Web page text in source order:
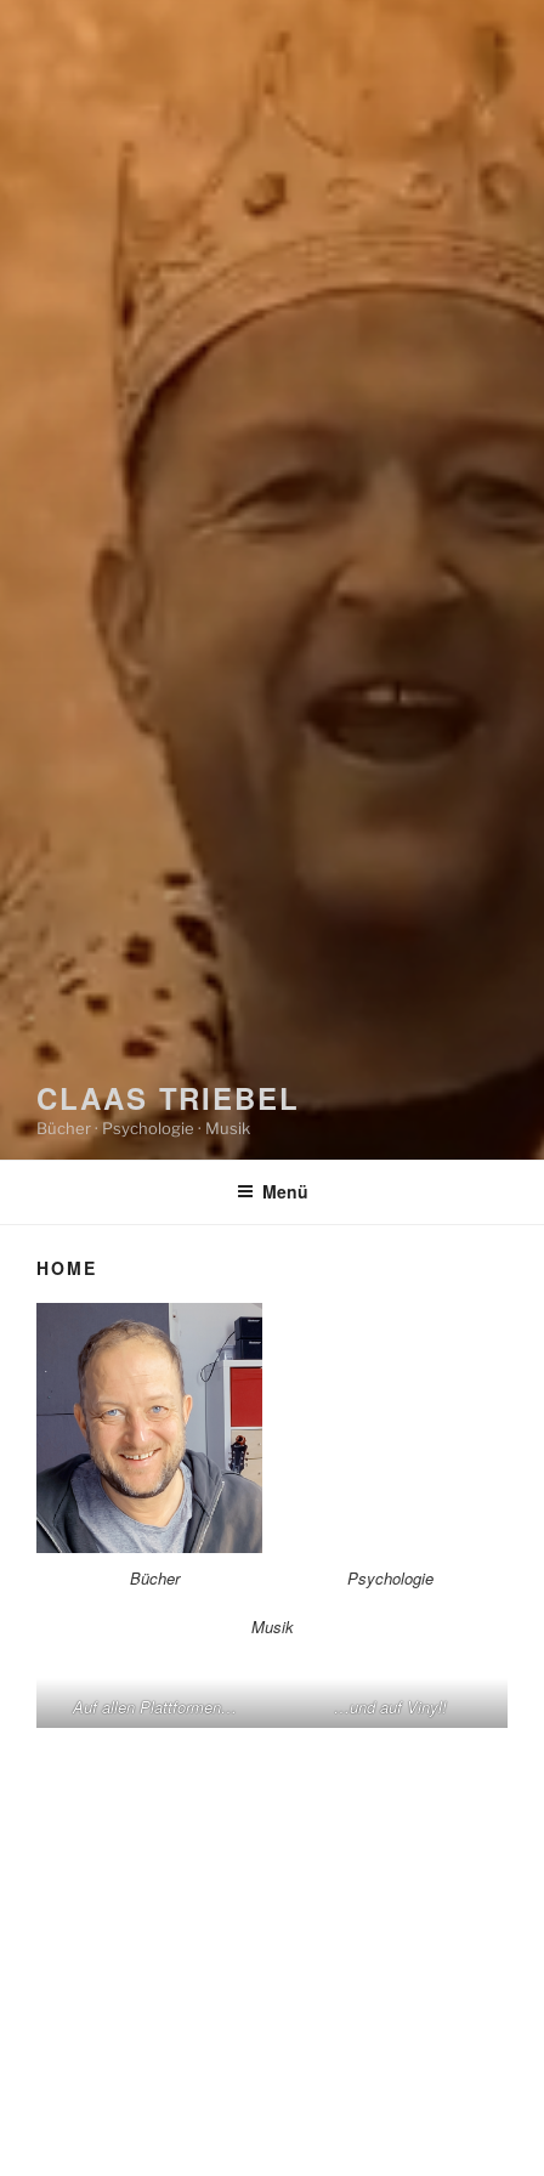
CLAAS TRIEBEL
Bücher · Psychologie · Musik
Menü
HOME
Bücher Psychologie
Musik
Auf allen Plattformen… …und auf Vinyl!